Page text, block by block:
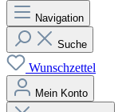
Navigation
Suche
Wunschzettel
Mein Konto